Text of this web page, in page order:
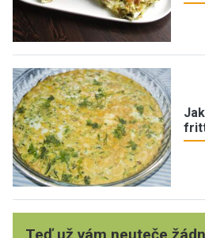
Teď už vám neuteče